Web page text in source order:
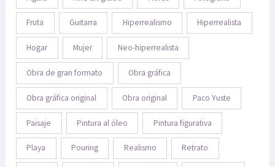
Fruta Guitarra Hiperrealismo Hiperrealista
Hogar Mujer Neo-hiperrealista
Obra de gran formato Obra gráfica
Obra gráfica original Obra original Paco Yuste
Paisaje Pintura al óleo Pintura figurativa
Playa Pouring Realismo Retrato